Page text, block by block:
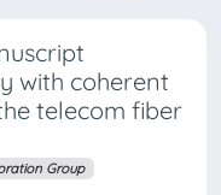
with coherent
telecom fiber
Group